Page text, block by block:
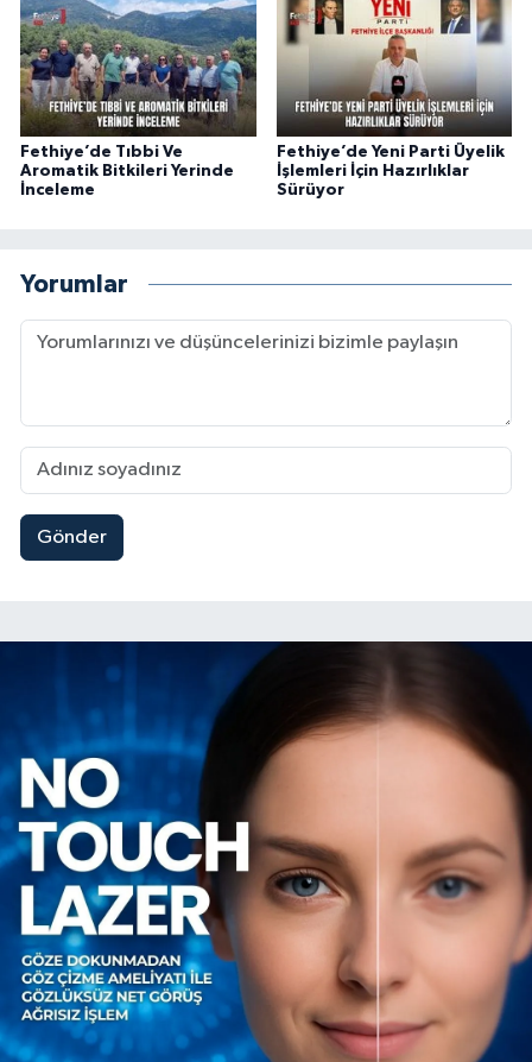
Fethiye’de Tıbbi Ve
Aromatik Bitkileri Yerinde
İnceleme
Fethiye’de Yeni Parti Üyelik
İşlemleri İçin Hazırlıklar
Sürüyor
Yorumlar
Gönder